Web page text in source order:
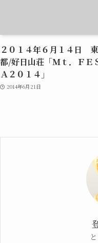
２０１４年６月１４日
都/好日山荘「Ｍｔ．ＦＥ
Ａ２０１４」
2014年6月21日